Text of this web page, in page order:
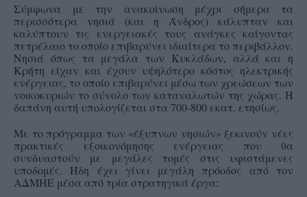
Σύμφωνα με την ανακοίνωση μέχρι σήμερα τα
περισσότερα νησιά (και η Άνδρος) κάλυπταν και
καλύπτουν τις ενεργειακές τους ανάγκες καίγοντας
πετρέλαιο το οποίο επιβαρύνει ιδιαίτερα το περιβάλλον.
Νησιά όπως τα μεγάλα των Κυκλάδων, αλλά και η
Κρήτη είχαν και έχουν υψηλότερο κόστος ηλεκτρικής
ενέργειας, το οποίο επιβαρύνει μέσω των χρεώσεων των
νοικοκυριών το σύνολο των καταναλωτών της χώρας. Η
δαπάνη αυτή υπολογίζεται στα 700-800 εκατ. ετησίως.
Με το πρόγραμμα των «έξυπνων νησιών» ξεκινούν νέες
πρακτικές εξοικονόμησης ενέργειας που θα
συνδυαστούν με μεγάλες τομές στις υφιστάμενες
υποδομές. Ήδη έχει γίνει μεγάλη πρόοδος από τον
ΑΔΜΗΕ μέσα από τρία στρατηγικά έργα: